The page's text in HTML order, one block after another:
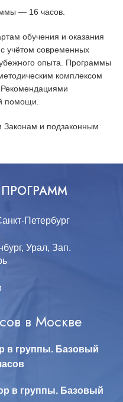
— 16 часов.
обучения и оказания
учётом современных
опыта. Программы
комплексом
помощи.
Законам и подзаконным
Петербург
Урал, Зап.
в Москве
в группы. Базовый
в группы. Базовый
в Санкт-
для организованных
помощи в
на Урале,
первой помощи
2026 г.
только для